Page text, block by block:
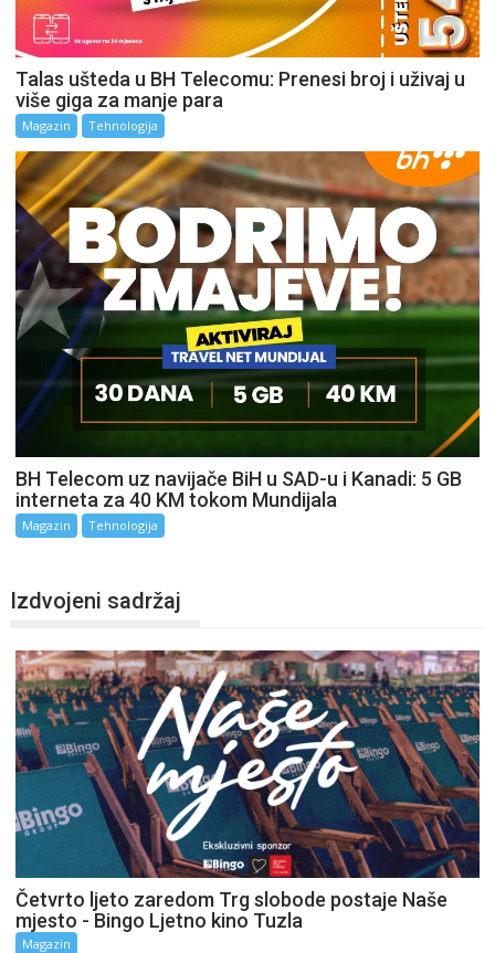
Talas ušteda u BH Telecomu: Prenesi broj i uživaj u
više giga za manje para
Magazin Tehnologija
BH Telecom uz navijače BiH u SAD-u i Kanadi: 5 GB
interneta za 40 KM tokom Mundijala
Magazin Tehnologija
Izdvojeni sadržaj
Četvrto ljeto zaredom Trg slobode postaje Naše
mjesto - Bingo Ljetno kino Tuzla
Magazin